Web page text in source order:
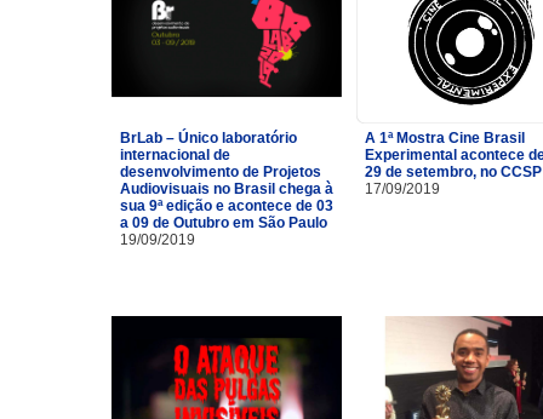
BrLab – Único laboratório
internacional de
desenvolvimento de Projetos
Audiovisuais no Brasil chega à
sua 9ª edição e acontece de 03
a 09 de Outubro em São Paulo
19/09/2019
A 1ª Mostra Cine Brasil
Experimental acontece
29 de setembro, no CCSP
17/09/2019